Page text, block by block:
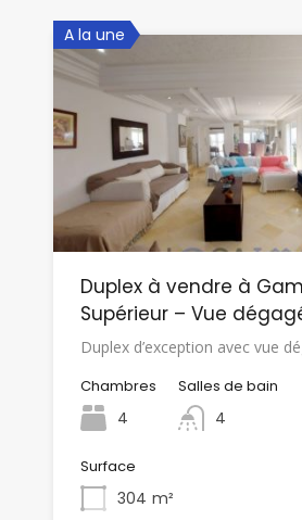
A la une
Duplex à vendre à
Supérieur – Vue
Duplex d’exception avec vue
Chambres
4
Salles de bain
4
Surface
304 m²